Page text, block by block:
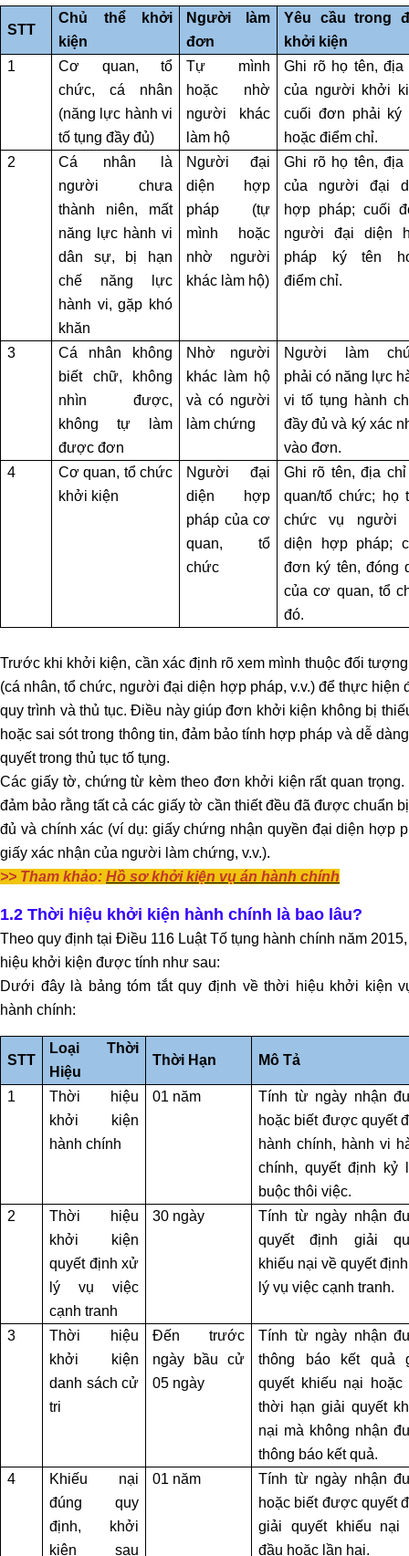
TƯ
VẤN
NƯỚC
NGOÀI
ĐỒNG
TƯ
DOANH
NGHIỆP
NỘI
LUẬT
SƯ
TRANH
TỤNG
LUẬT
SƯ
NHÀ
ĐẤT
GIẢI
QUYẾT
TRANH
CHẤP
ĐẤT
ĐAI
DỊCH
VỤ
THỨC
DỊCH
ĐĂNG
NHÀ
ĐÍCH
QUYỀN
DỤNG
STT
Chủ thể khởi
kiện
Người làm
đơn
Yêu cầu trong
khởi kiện
1
Cơ quan, tổ
chức, cá nhân
(năng lực hành vi
tố tụng đầy đủ)
Tự mình
hoặc nhờ
người khác
làm hộ
Ghi rõ họ tên, địa
của người khởi
cuối đơn phải ký
hoặc điểm chỉ.
2
Cá nhân là
người chưa
thành niên, mất
năng lực hành vi
dân sự, bị hạn
chế năng lực
hành vi, gặp khó
khăn
Người đại
diện hợp
pháp (tự
mình hoặc
nhờ người
khác làm hộ)
Ghi rõ họ tên, địa
của người đại
hợp pháp; cuối
người đại diện
pháp ký tên
điểm chỉ.
3
Cá nhân không
biết chữ, không
nhìn được,
không tự làm
được đơn
Nhờ người
khác làm hộ
và có người
làm chứng
Người làm
phải có năng lực
vi tố tụng hành
đầy đủ và ký xác
vào đơn.
4
Cơ quan, tổ chức
khởi kiện
Người đại
diện hợp
pháp của cơ
quan, tổ
chức
Ghi rõ tên, địa
quan/tổ chức; họ
chức vụ người
diện hợp pháp;
đơn ký tên, đóng
của cơ quan, tổ
đó.
Trước khi khởi kiện, cần xác định rõ xem mình thuộc đối
(cá nhân, tổ chức, người đại diện hợp pháp, v.v.) để thực hiện
quy trình và thủ tục. Điều này giúp đơn khởi kiện không bị
hoặc sai sót trong thông tin, đảm bảo tính hợp pháp và dễ
quyết trong thủ tục tố tụng.
Các giấy tờ, chứng từ kèm theo đơn khởi kiện rất quan trọng.
đảm bảo rằng tất cả các giấy tờ cần thiết đều đã được chuẩn
đủ và chính xác (ví dụ: giấy chứng nhận quyền đại diện hợp
giấy xác nhận của người làm chứng, v.v.).
>> Tham khảo: Hồ sơ khởi kiện vụ án hành chính
1.2 Thời hiệu khởi kiện hành chính là bao lâu?
Theo quy định tại Điều 116 Luật Tố tụng hành chính năm
hiệu khởi kiện được tính như sau:
Dưới đây là bảng tóm tắt quy định về thời hiệu khởi kiện
hành chính:
STT
Loại Thời
Hiệu
Thời Hạn Mô Tả
1
Thời hiệu
khởi kiện
hành chính
01 năm
Tính từ ngày nhận
hoặc biết được quyết
hành chính, hành vi
chính, quyết định kỷ
buộc thôi việc.
2
Thời hiệu
khởi kiện
quyết định xử
lý vụ việc
cạnh tranh
30 ngày
Tính từ ngày nhận
quyết định giải
khiếu nại về quyết
lý vụ việc cạnh tranh.
3
Thời hiệu
khởi kiện
danh sách cử
tri
Đến trước
ngày bầu cử
05 ngày
Tính từ ngày nhận
thông báo kết quả
quyết khiếu nại hoặc
thời hạn giải quyết
nại mà không nhận
thông báo kết quả.
4
Khiếu nại
đúng quy
định, khởi
kiện sau
01 năm
Tính từ ngày nhận
hoặc biết được quyết
giải quyết khiếu nại
đầu hoặc lần hai.